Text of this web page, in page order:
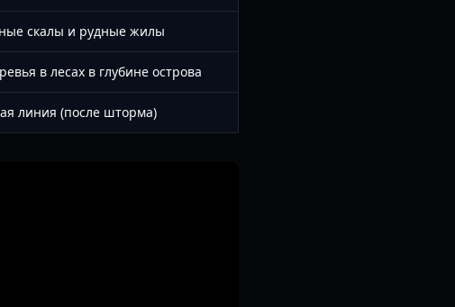
скалы и рудные жилы
в лесах в глубине острова
линия (после шторма)